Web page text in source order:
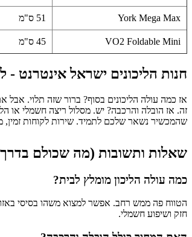
York Mega Max 51 ס"מ
VO2 Foldable Mini 45 ס"מ
חנות הליכונים ישראל אינטרנט -
אז כמה עולה הליכונים בסוף? ברור שזה תלוי.
שהמכשיר נשאר שלכם לתמיד. שירות לקוחות זמין,
שאלות ותשובות (מה שכולם
כמה עולה הליכון מומלץ לבית?
חזק ושיפוע חשמלי.